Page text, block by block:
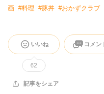
画 #料理 #豚丼 #おかずクラブ
いいね
62
コメン
記事をシェア